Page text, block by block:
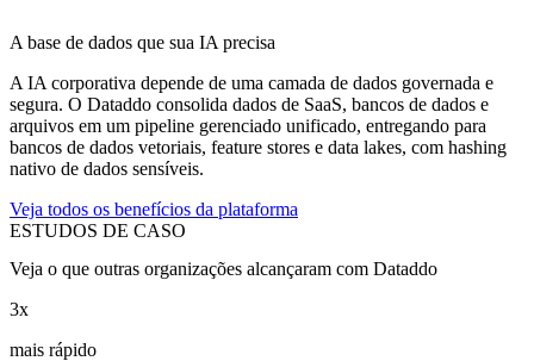
A base de dados que sua IA precisa
A IA corporativa depende de uma camada de dados governada e
segura. O Dataddo consolida dados de SaaS, bancos de dados e
arquivos em um pipeline gerenciado unificado, entregando para
bancos de dados vetoriais, feature stores e data lakes, com hashing
nativo de dados sensíveis.
Veja todos os benefícios da plataforma
ESTUDOS DE CASO
Veja o que outras organizações alcançaram com Dataddo
3x
mais rápido